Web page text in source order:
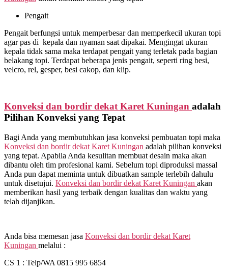
Pengait
Pengait berfungsi untuk memperbesar dan memperkecil ukuran topi
agar pas di kepala dan nyaman saat dipakai. Mengingat ukuran
kepala tidak sama maka terdapat pengait yang terletak pada bagian
belakang topi. Terdapat beberapa jenis pengait, seperti ring besi,
velcro, rel, gesper, besi cakop, dan klip.
Konveksi dan bordir dekat Karet Kuningan adalah
Pilihan Konveksi yang Tepat
Bagi Anda yang membutuhkan jasa konveksi pembuatan topi maka
Konveksi dan bordir dekat Karet Kuningan adalah pilihan konveksi
yang tepat. Apabila Anda kesulitan membuat desain maka akan
dibantu oleh tim profesional kami. Sebelum topi diproduksi massal
Anda pun dapat meminta untuk dibuatkan sample terlebih dahulu
untuk disetujui. Konveksi dan bordir dekat Karet Kuningan akan
memberikan hasil yang terbaik dengan kualitas dan waktu yang
telah dijanjikan.
Anda bisa memesan jasa Konveksi dan bordir dekat Karet
Kuningan melalui :
CS 1 : Telp/WA 0815 995 6854